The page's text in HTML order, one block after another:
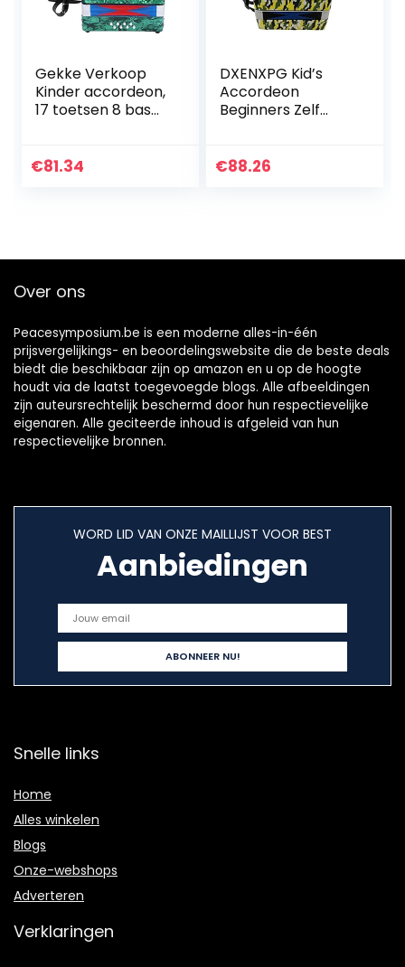
Gekke Verkoop
Kinder accordeon,
17 toetsen 8 bas
voor beginners
€81.34
DXENXPG Kid’s
Accordeon
Beginners Zelf
Verlichting
€88.26
Over ons
Peacesymposium.be is een moderne alles-in-één
prijsvergelijkings- en beoordelingswebsite die de beste deals
biedt die beschikbaar zijn op amazon en u op de hoogte
houdt via de laatst toegevoegde blogs. Alle afbeeldingen
zijn auteursrechtelijk beschermd door hun respectievelijke
eigenaren. Alle geciteerde inhoud is afgeleid van hun
respectievelijke bronnen.
WORD LID VAN ONZE MAILLIJST VOOR BEST
Aanbiedingen
Snelle links
Home
Alles winkelen
Blogs
Onze-webshops
Adverteren
Verklaringen